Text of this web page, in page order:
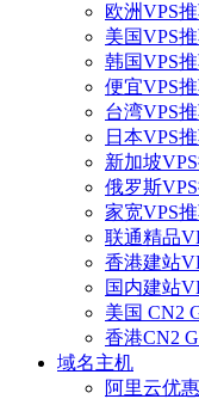
欧洲VPS
美国VPS
韩国VPS
便宜VPS
台湾VPS
日本VPS
新加坡
俄罗斯
家宽VPS
联通精品
香港建站
国内建站
美国 CN2
香港CN2
域名主机
阿里云优惠